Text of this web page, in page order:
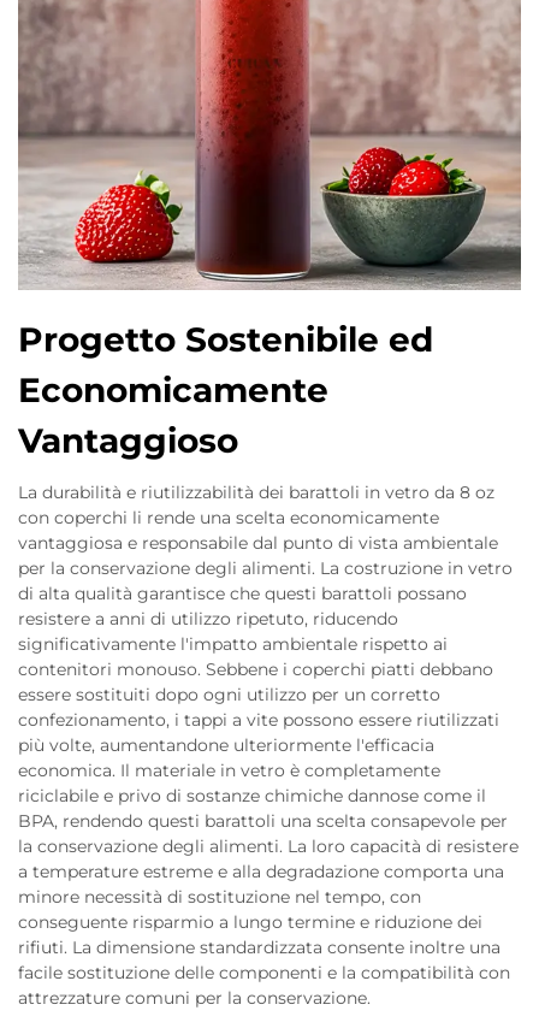
Progetto Sostenibile ed
Economicamente
Vantaggioso
La durabilità e riutilizzabilità dei barattoli in vetro da 8 oz
con coperchi li rende una scelta economicamente
vantaggiosa e responsabile dal punto di vista ambientale
per la conservazione degli alimenti. La costruzione in vetro
di alta qualità garantisce che questi barattoli possano
resistere a anni di utilizzo ripetuto, riducendo
significativamente l'impatto ambientale rispetto ai
contenitori monouso. Sebbene i coperchi piatti debbano
essere sostituiti dopo ogni utilizzo per un corretto
confezionamento, i tappi a vite possono essere riutilizzati
più volte, aumentandone ulteriormente l'efficacia
economica. Il materiale in vetro è completamente
riciclabile e privo di sostanze chimiche dannose come il
BPA, rendendo questi barattoli una scelta consapevole per
la conservazione degli alimenti. La loro capacità di resistere
a temperature estreme e alla degradazione comporta una
minore necessità di sostituzione nel tempo, con
conseguente risparmio a lungo termine e riduzione dei
rifiuti. La dimensione standardizzata consente inoltre una
facile sostituzione delle componenti e la compatibilità con
attrezzature comuni per la conservazione.